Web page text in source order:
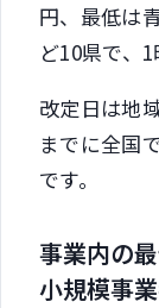
円、最低は
ど10県で、
改定日は地
までに全国
です。
事業内の
小規模事